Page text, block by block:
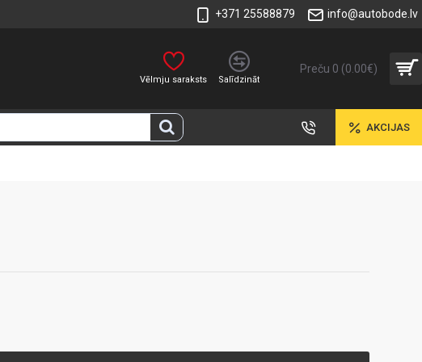
+371 25588879 info@autobode.lv
Vēlmju saraksts Salīdzināt
Preču 0 (0.00€)
AKCIJAS